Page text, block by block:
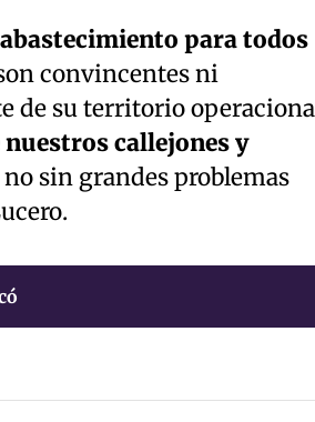
para todos
convincentes ni
de su territorio
callejones y
no sin grandes problemas